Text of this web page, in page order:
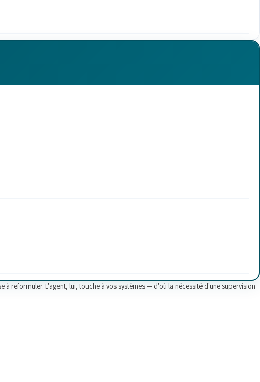
reformuler. L'agent, lui, touche à vos systèmes — d'où la nécessité d'une supervision